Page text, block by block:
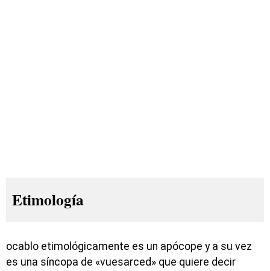
Etimología
ocablo etimológicamente es un apócope y a su vez
es una síncopa de «vuesarced» que quiere decir